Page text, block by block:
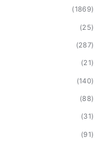
(1869)
(25)
(287)
(21)
(140)
(88)
(31)
(91)